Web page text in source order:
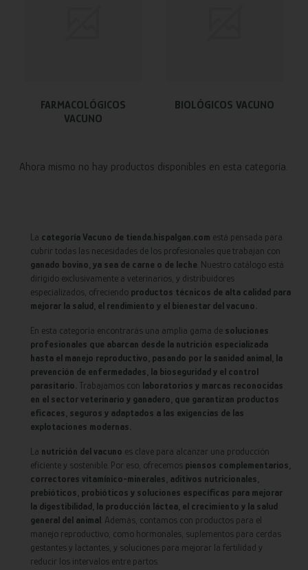
FARMACOLÓGICOS
VACUNO
BIOLÓGICOS VACUNO
Ahora mismo no hay productos disponibles en esta categoría.
La categoría Vacuno de tienda.hispalgan.com está pensada para
cubrir todas las necesidades de los profesionales que trabajan con
ganado bovino, ya sea de carne o de leche . Nuestro catálogo está
dirigido exclusivamente a veterinarios, y distribuidores
especializados, ofreciendo productos técnicos de alta calidad para
mejorar la salud, el rendimiento y el bienestar del vacuno.
En esta categoría encontrarás una amplia gama de soluciones
profesionales que abarcan desde la nutrición especializada
hasta el manejo reproductivo, pasando por la sanidad animal, la
prevención de enfermedades, la bioseguridad y el control
parasitario. Trabajamos con laboratorios y marcas reconocidas
en el sector veterinario y ganadero, que garantizan productos
eficaces, seguros y adaptados a las exigencias de las
explotaciones modernas.
La nutrición del vacuno es clave para alcanzar una producción
eficiente y sostenible. Por eso, ofrecemos piensos complementarios,
correctores vitamínico-minerales, aditivos nutricionales,
prebióticos, probióticos y soluciones específicas para mejorar
la digestibilidad, la producción láctea, el crecimiento y la salud
general del animal . Además, contamos con productos para el
manejo reproductivo, como hormonales, suplementos para cerdas
gestantes y lactantes, y soluciones para mejorar la fertilidad y
reducir los intervalos entre partos.